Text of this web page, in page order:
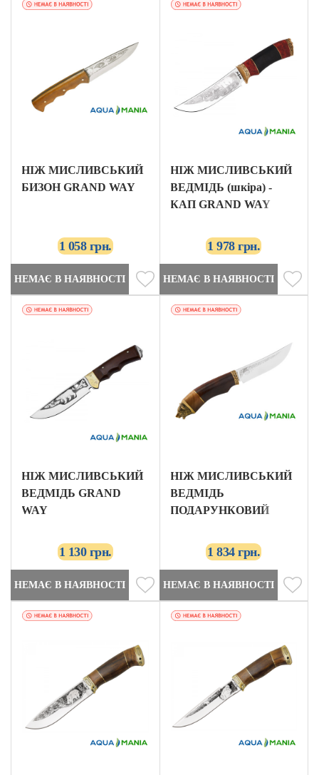
НІЖ МИСЛИВСЬКИЙ
БИЗОН GRAND WAY
1 058 грн.
НЕМАЄ В НАЯВНОСТІ
НІЖ МИСЛИВСЬКИЙ
ВЕДМІДЬ (шкіра) -
КАП GRAND WAY
1 978 грн.
НЕМАЄ В НАЯВНОСТІ
НІЖ МИСЛИВСЬКИЙ
ВЕДМІДЬ GRAND
WAY
1 130 грн.
НЕМАЄ В НАЯВНОСТІ
НІЖ МИСЛИВСЬКИЙ
ВЕДМІДЬ
ПОДАРУНКОВИЙ
1 834 грн.
НЕМАЄ В НАЯВНОСТІ